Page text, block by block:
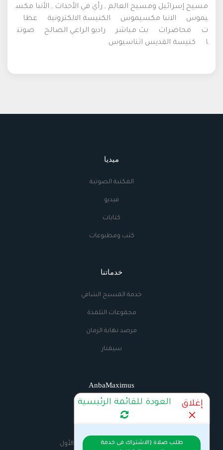
مسيح إسرائيل ومسيح العالم , رأي في الأحداث , الأنبا مكس
يموس
الانبا مكسيموس الكنيسة الالكترونية
عظا
ت
محاضرات بث مباشر راديو الراعي الصالح
صوتن
ا
كنيسة القديس اثناسيوس
ميديا
المكتبة الصوتية
فيديو
كتابات
كتب ومطبوعات
خدماتنا
خدمة المسيح الشافي
مجموعات التلمذة
مرصد نهاية الزمان
سيمنار
AnbaMaximus
اتصل بنا
الراديو
السيرة الذاتية للانبا مكسيموس الأول
إغلاق العودة للقائمة الرئيسية
طلب صلاة (الاشتراك فى خدمة